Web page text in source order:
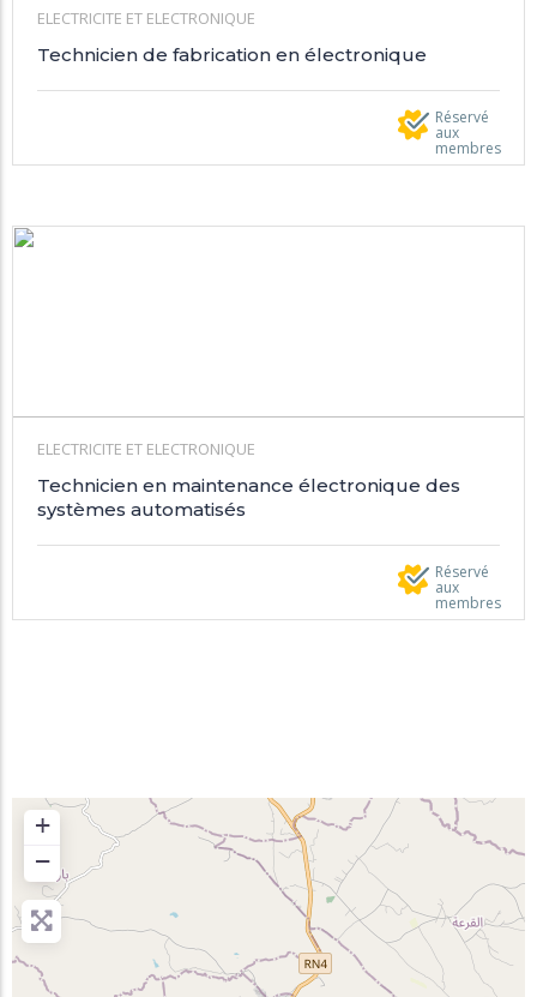
ELECTRICITE ET ELECTRONIQUE
Technicien de fabrication en électronique
Réservé
aux
membres
ELECTRICITE ET ELECTRONIQUE
Technicien en maintenance électronique des
systèmes automatisés
Réservé
aux
membres
+
−